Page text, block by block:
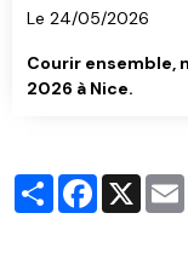
Le 24/05/2026
Courir ensemble,
2026 à Nice.
PartagerFacebook
X